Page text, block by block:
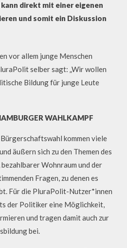
direkt mit einer eigenen
und somit ein Diskussion
vor allem junge Menschen
selber sagt: „Wir wollen
Bildung für junge Leute
WAHLKAMPF
kommen viele
äußern sich zu den Themen des
Wohnraum und der
Fragen, zu denen es
Für die PluraPolit-Nutzer*innen
der Politiker eine Möglichkeit,
und tragen damit auch zur
bei.